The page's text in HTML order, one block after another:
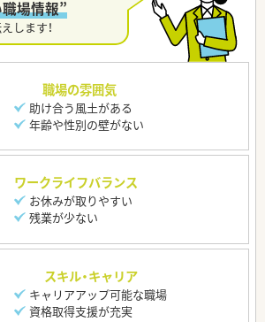
場情報”
します！
職場の雰囲気
助け合う風土がある
年齢や性別の壁がない
ワークライフバランス
お休みが取りやすい
残業が少ない
スキル・キャリア
キャリアアップ可能な職場
資格取得支援が充実